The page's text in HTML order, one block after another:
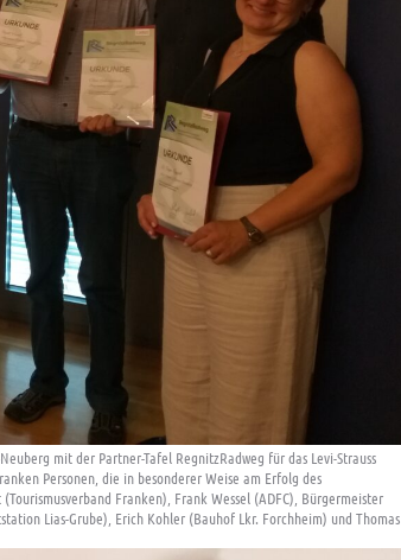
mit der Partner-Tafel RegnitzRadweg für das Levi-Strauss
Personen, die in besonderer Weise am Erfolg des
Franken), Frank Wessel (ADFC), Bürgermeister
Lias-Grube), Erich Kohler (Bauhof Lkr. Forchheim) und Thomas